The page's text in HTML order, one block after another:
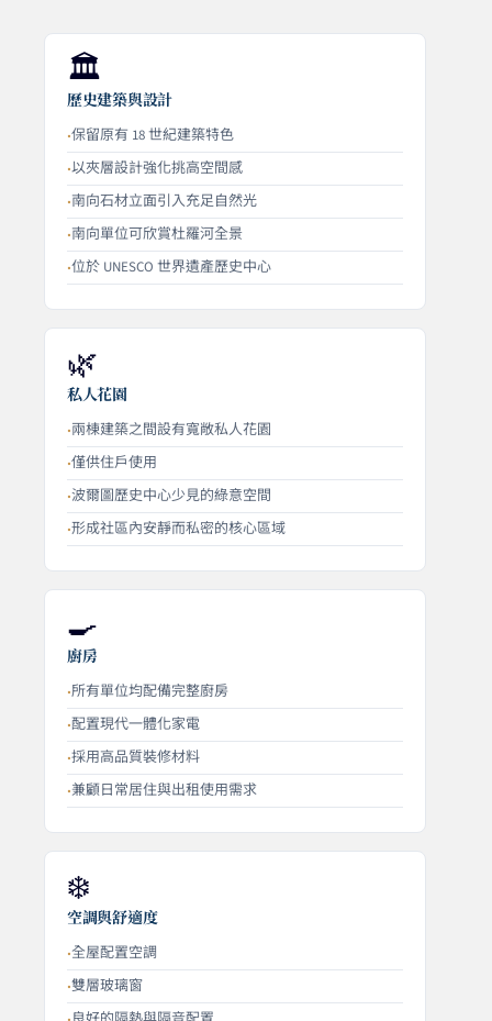
🏛️
歷史建築與設計
保留原有 18 世紀建築特色
以夾層設計強化挑高空間感
南向石材立面引入充足自然光
南向單位可欣賞杜羅河全景
位於 UNESCO 世界遺產歷史中心
🌿
私人花園
兩棟建築之間設有寬敞私人花園
僅供住戶使用
波爾圖歷史中心少見的綠意空間
形成社區內安靜而私密的核心區域
🍳
廚房
所有單位均配備完整廚房
配置現代一體化家電
採用高品質裝修材料
兼顧日常居住與出租使用需求
❄️
空調與舒適度
全屋配置空調
雙層玻璃窗